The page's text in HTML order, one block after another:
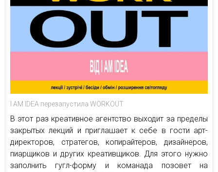
I AM IDEA перезапустила WORKOUT
В этот раз креативное агентство выходит за пределы
закрытых лекций и приглашает к себе в гости арт-
директоров, стратегов, копирайтеров, дизайнеров,
пиарщиков и других креативщиков. Для этого нужно
заполнить гугл-форму и команада позовет на